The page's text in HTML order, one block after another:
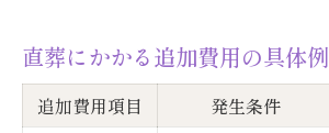
直葬にかかる追加費用の具体例
追加費用項目 発生条件